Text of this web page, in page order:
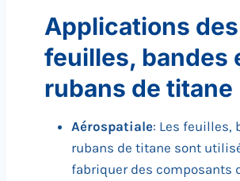
Applications des
feuilles, bandes
rubans de titane
Aérospatiale: Les feuilles,
rubans de titane sont
fabriquer des composants